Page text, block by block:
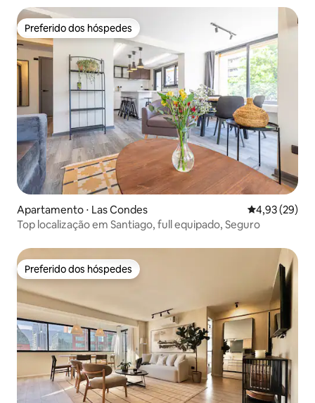
Preferido dos hóspedes
Preferido dos hóspedes
Apartamento ⋅ Las Condes 4,93 de uma
4,93 (29)
Top localização em Santiago, full equipado, Seguro
Preferido dos hóspedes
Preferido dos hóspedes